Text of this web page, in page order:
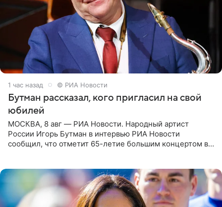
1 час назад © РИА Новости
Бутман рассказал, кого пригласил на свой
юбилей
МОСКВА, 8 авг — РИА Новости. Народный артист
России Игорь Бутман в интервью РИА Новости
сообщил, что отметит 65-летие большим концертом в